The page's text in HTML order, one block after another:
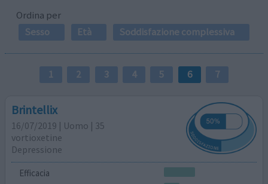
Ordina per
Sesso
Età Soddisfazione complessiva
1 2 3 4 5 6 7
Brintellix
16/07/2019 | Uomo | 35
vortioxetine
Depressione
Efficacia